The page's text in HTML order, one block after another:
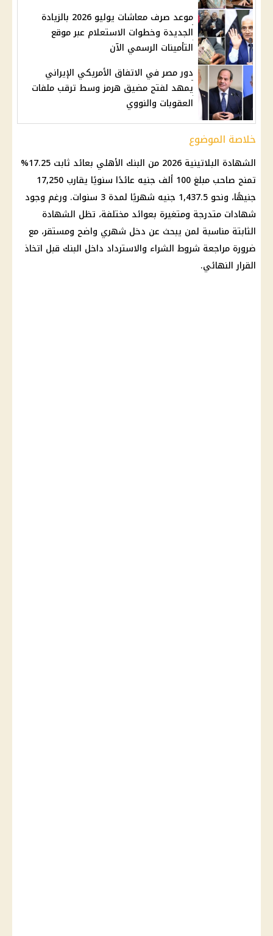
موعد صرف معاشات يوليو 2026 بالزيادة
الجديدة وخطوات الاستعلام عبر موقع
التأمينات الرسمي الآن
دور مصر في الاتفاق الأمريكي الإيراني
يمهد لفتح مضيق هرمز وسط ترقب ملفات
العقوبات والنووي
خلاصة الموضوع
الشهادة البلاتينية البنك الأهلي
بعائد ثابت 17.25%
تمنح صاحب مبلغ 100 ألف جنيه عائدًا سنويًا يقارب 17,250
جنيهًا، ونحو 1,437.5 جنيه شهريًا لمدة 3 سنوات. ورغم وجود
شهادات متدرجة ومتغيرة بعوائد مختلفة، تظل الشهادة
الثابتة مناسبة لمن يبحث عن دخل شهري واضح ومستقر، مع
ضرورة مراجعة شروط الشراء والاسترداد داخل البنك قبل اتخاذ
القرار النهائي.